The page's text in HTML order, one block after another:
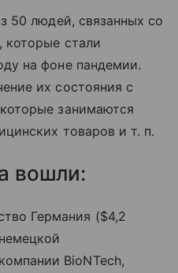
50 людей, связанных со
которые стали
на фоне пандемии.
их состояния с
занимаются
товаров и т. п.
вошли:
Германия ($4,2
BioNTech,